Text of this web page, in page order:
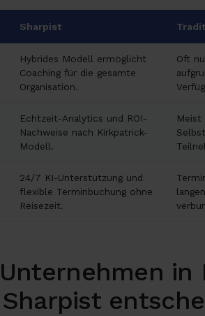
Sharpist
Hybrides Modell ermöglicht
Coaching für die gesamte
Organisation.
Oft
Echtzeit-Analytics und ROI-
Nachweise nach Kirkpatrick-
Modell.
Meist
24/7 KI-Unterstützung und
flexible Terminbuchung ohne
Reisezeit.
in